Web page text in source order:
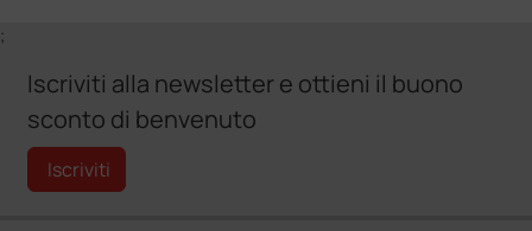
;
Iscriviti alla newsletter e ottieni il buono
sconto di benvenuto
Iscriviti